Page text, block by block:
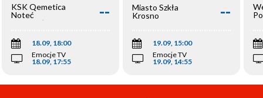
KSK Qemetica
Noteć
Inowrocław
--
18.09, 18:00
Emocje TV
18.09, 17:55
Miasto Szkła
Krosno
--
19.09, 15:00
Emocje TV
19.09, 14:55